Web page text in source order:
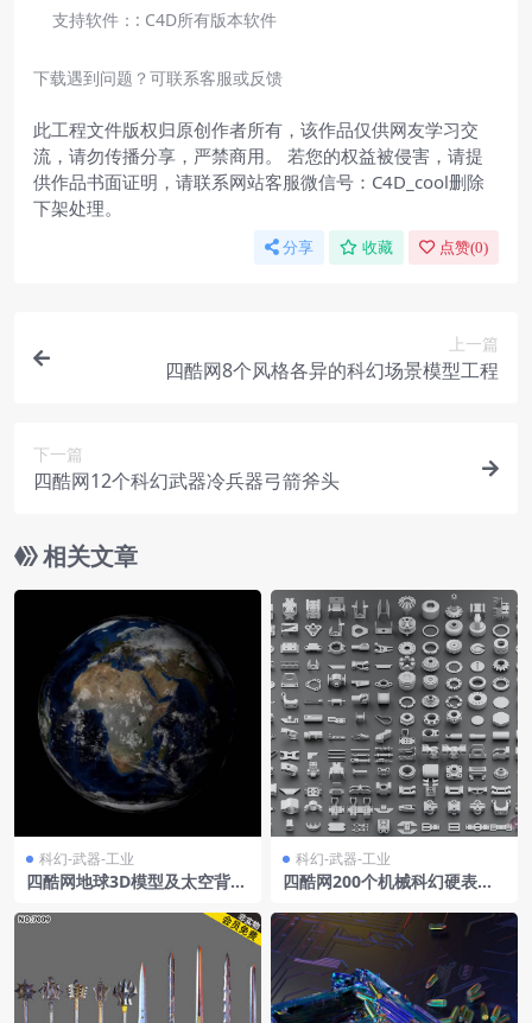
支持软件：: C4D所有版本软件
下载遇到问题？可联系客服或反馈
此工程文件版权归原创作者所有，该作品仅供网友学习交
流，请勿传播分享，严禁商用。 若您的权益被侵害，请提
供作品书面证明，请联系网站客服微信号：C4D_cool删除
下架处理。
分享 收藏 点赞(0)
上一篇
四酷网8个风格各异的科幻场景模型工程
下一篇
四酷网12个科幻武器冷兵器弓箭斧头
相关文章
科幻-武器-工业
四酷网地球3D模型及太空背景
科幻-武器-工业
四酷网200个机械科幻硬表面